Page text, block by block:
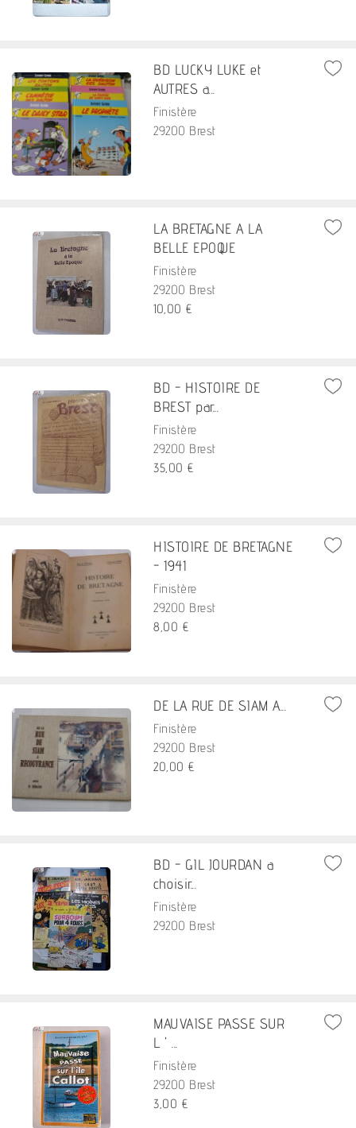
BD LUCKY LUKE et
AUTRES a...
Finistère
29200 Brest
LA BRETAGNE A LA
BELLE EPOQUE
Finistère
29200 Brest
10,00 €
BD - HISTOIRE DE
BREST par...
Finistère
29200 Brest
35,00 €
HISTOIRE DE BRETAGNE
- 1941
Finistère
29200 Brest
8,00 €
DE LA RUE DE SIAM A...
Finistère
29200 Brest
20,00 €
BD - GIL JOURDAN a
choisir...
Finistère
29200 Brest
MAUVAISE PASSE SUR
L ' ...
Finistère
29200 Brest
3,00 €